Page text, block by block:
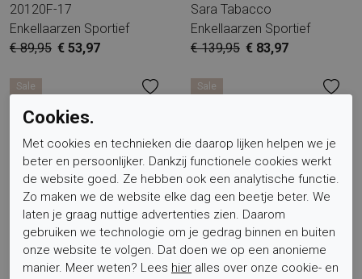
20120F-17
Enkellaarzen Sportief
€ 89,95 € 53,97
Sara Tabacco
Enkellaarzen Sportief
€ 139,95 € 83,97
Sale
Ti Comos
Bellina Nero
Sale
Ti Comos
Jovanna Blu Scuro
Cookies.
Met cookies en technieken die daarop lijken helpen we je
beter en persoonlijker. Dankzij functionele cookies werkt
de website goed. Ze hebben ook een analytische functie.
Zo maken we de website elke dag een beetje beter. We
laten je graag nuttige advertenties zien. Daarom
gebruiken we technologie om je gedrag binnen en buiten
onze website te volgen. Dat doen we op een anonieme
manier. Meer weten? Lees hier alles over onze cookie- en